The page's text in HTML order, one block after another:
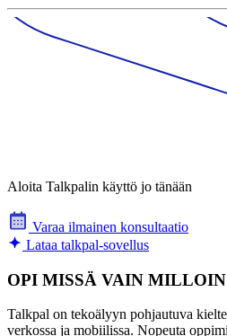
Aloita Talkpalin käyttö jo tänään
Varaa ilmainen konsultaatio
Lataa talkpal-sovellus
OPI MISSÄ VAIN
Talkpal on tekoälyyn pohjautuva
verkossa ja mobiilissa. Nopeuta